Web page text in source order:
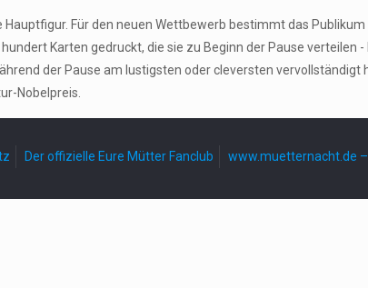
Für den neuen Wettbewerb bestimmt das
Karten gedruckt, die sie zu Beginn der Pause
der Pause am lustigsten oder cleversten vervollständigt
Nobelpreis.
Der offizielle Eure Mütter Fanclub www.muetternacht.de